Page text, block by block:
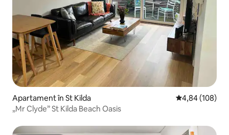
Apartament în St Kilda Scor mediu de
4,84 (108)
„Mr Clyde” St Kilda Beach Oasis